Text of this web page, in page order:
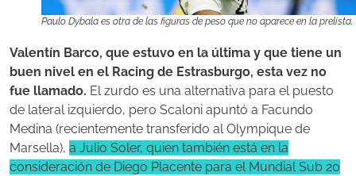
Paulo Dybala es otra de las figuras de peso que no aparece en la prelista.
Valentín Barco, que estuvo en la última y que tiene un
buen nivel en el Racing de Estrasburgo, esta vez no
fue llamado. El zurdo es una alternativa para el puesto
de lateral izquierdo, pero Scaloni apuntó a Facundo
Medina (recientemente transferido al Olympique de
Marsella), a Julio Soler, quien también está en la
consideración de Diego Placente para el Mundial Sub 20